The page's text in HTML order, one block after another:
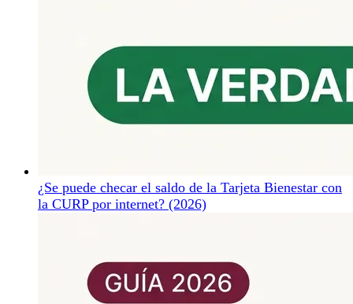
¿Se puede checar el saldo de la Tarjeta Bienestar con
la CURP por internet? (2026)